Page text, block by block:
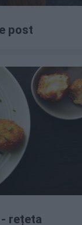
post
rețeta